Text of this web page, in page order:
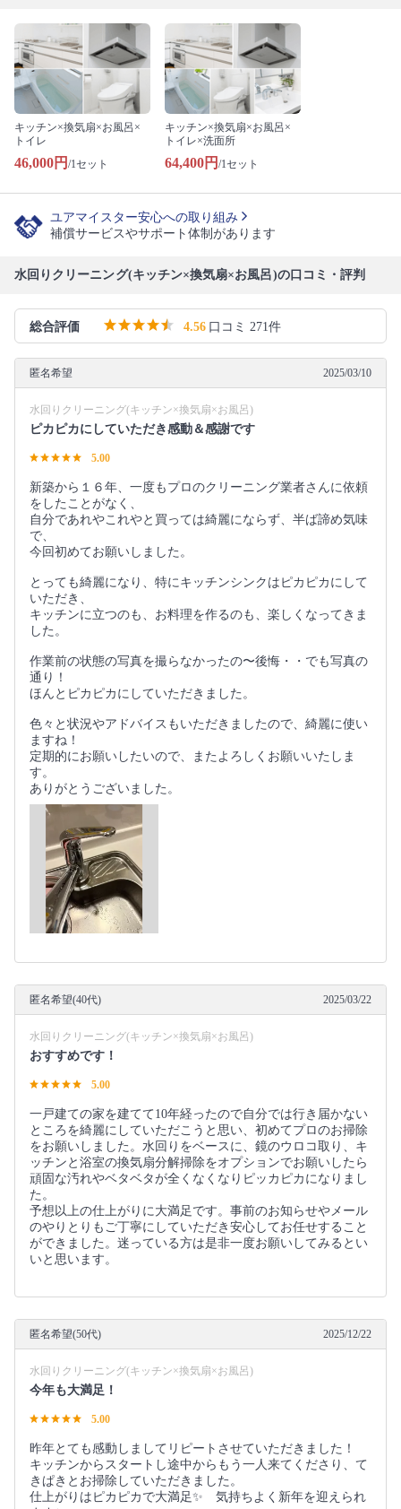
キッチン×換気扇×お風呂×
トイレ
46,000円 /1セット
キッチン×換気扇×お風呂×
トイレ×洗面所
64,400円 /1セット
ユアマイスター安心への取り組み
補償サービスやサポート体制があります
水回りクリーニング(キッチン×換気扇×お風呂)の口コミ・評判
総合評価 4.56 口コミ 271件
匿名希望 2025/03/10
水回りクリーニング(キッチン×換気扇×お風呂)
ピカピカにしていただき感動＆感謝です
5.00
新築から１６年、一度もプロのクリーニング業者さんに依頼
をしたことがなく、
自分であれやこれやと買っては綺麗にならず、半ば諦め気味
で、
今回初めてお願いしました。
とっても綺麗になり、特にキッチンシンクはピカピカにして
いただき、
キッチンに立つのも、お料理を作るのも、楽しくなってきま
した。
作業前の状態の写真を撮らなかったの〜後悔・・でも写真の
通り！
ほんとピカピカにしていただきました。
色々と状況やアドバイスもいただきましたので、綺麗に使い
ますね！
定期的にお願いしたいので、またよろしくお願いいたしま
す。
ありがとうございました。
匿名希望(40代) 2025/03/22
水回りクリーニング(キッチン×換気扇×お風呂)
おすすめです！
5.00
一戸建ての家を建てて10年経ったので自分では行き届かない
ところを綺麗にしていただこうと思い、初めてプロのお掃除
をお願いしました。水回りをベースに、鏡のウロコ取り、キ
ッチンと浴室の換気扇分解掃除をオプションでお願いしたら
頑固な汚れやベタベタが全くなくなりピッカピカになりまし
た。
予想以上の仕上がりに大満足です。事前のお知らせやメール
のやりとりもご丁寧にしていただき安心してお任せすること
ができました。迷っている方は是非一度お願いしてみるとい
いと思います。
匿名希望(50代) 2025/12/22
水回りクリーニング(キッチン×換気扇×お風呂)
今年も大満足！
5.00
昨年とても感動しましてリピートさせていただきました！
キッチンからスタートし途中からもう一人来てくださり、て
きぱきとお掃除していただきました。
仕上がりはピカピカで大満足✨ 気持ちよく新年を迎えられ